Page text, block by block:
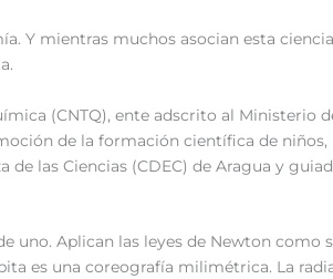
Y mientras muchos asocian esta
(CNTQ), ente adscrito al Ministerio
de la formación científica de niños,
las Ciencias (CDEC) de Aragua y
uno. Aplican las leyes de Newton como
es una coreografía milimétrica. La